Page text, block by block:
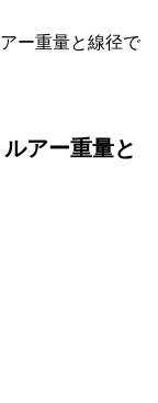
ー重量と線径で
アー重量と